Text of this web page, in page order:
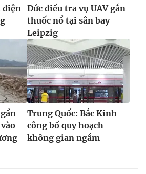
điện
Đức điều tra vụ UAV gắn
thuốc nổ tại sân bay
Leipzig
Trung Quốc: Bắc Kinh
công bố quy hoạch
không gian ngầm